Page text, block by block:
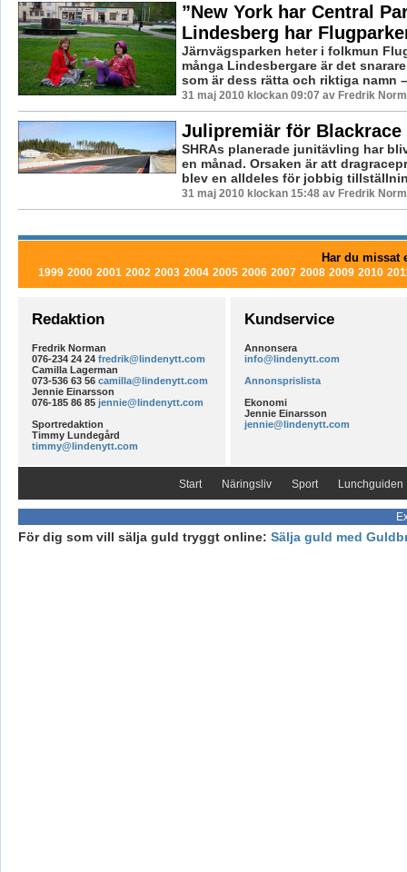
”New York har Central
Lindesberg har
Järnvägsparken heter i folkmun
många Lindesbergare är det
som är dess rätta och riktiga namn
31 maj 2010 klockan 09:07 av Fredrik
Julipremiär för Blackrace
SHRAs planerade junitävling har
en månad. Orsaken är att
blev en alldeles för jobbig
31 maj 2010 klockan 15:48 av Fredrik
Har du missat
1999 2000 2001 2002 2003 2004 2005 2006 2007 2008 2009 2010
Redaktion
Fredrik Norman
076-234 24 24 fredrik@lindenytt.com
Camilla Lagerman
073-536 63 56 camilla@lindenytt.com
Jennie Einarsson
076-185 86 85 jennie@lindenytt.com
Sportredaktion
Timmy Lundegård
timmy@lindenytt.com
Kundservice
Annonsera
info@lindenytt.com
Annonsprislista
Ekonomi
Jennie Einarsson
jennie@lindenytt.com
Start Näringsliv Sport Lunchguiden
För dig som vill sälja guld tryggt online: Sälja guld med